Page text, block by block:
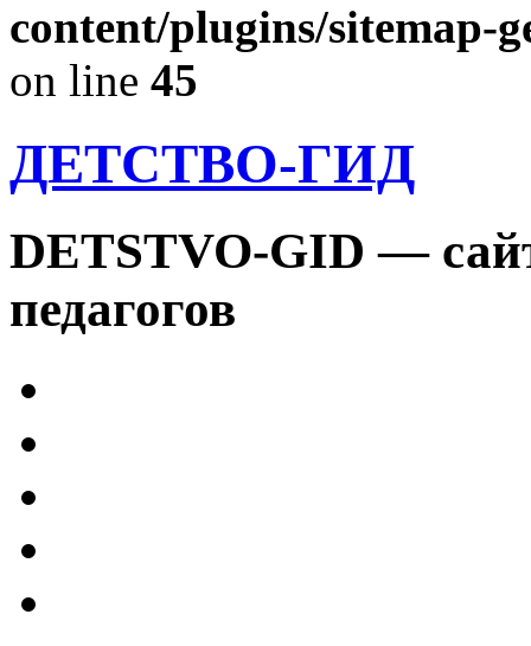
content/plugins/sitemap-
on line 45
ДЕТСТВО-ГИД
DETSTVO-GID —
педагогов